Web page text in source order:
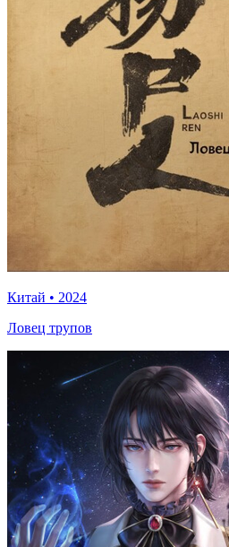
Китай • 2024
Ловец трупов